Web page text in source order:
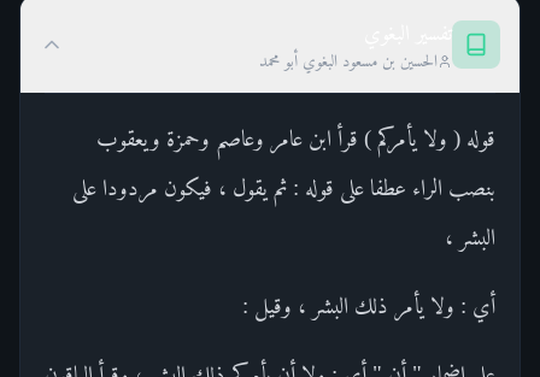
الحسين بن مسعود البغوي أبو محمد
قوله ( ولا يأمركم ) قرأ ابن عامر وعاصم وحمزة ويعقوب
بنصب الراء عطفا على قوله : ثم يقول ، فيكون مردودا على
البشر ،
أي : ولا يأمر ذلك البشر ، وقيل :